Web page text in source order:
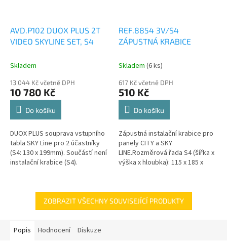
AVD.P102 DUOX PLUS 2T
VIDEO SKYLINE SET, S4
Skladem
13 044 Kč včetně DPH
10 780 Kč
Do košíku
DUOX PLUS souprava vstupního
tabla SKY Line pro 2 účastníky
(S4: 130 x 199mm). Součástí není
instalační krabice (S4).
REF.8854 3V/S4
ZÁPUSTNÁ KRABICE
Skladem (6 ks)
617 Kč včetně DPH
510 Kč
Do košíku
Zápustná instalační krabice pro
panely CITY a SKY
LINE.Rozměrová řada S4 (šířka x
výška x hloubka): 115 x 185 x
ZOBRAZIT VŠECHNY SOUVISEJÍCÍ PRODUKTY
Popis Hodnocení Diskuze